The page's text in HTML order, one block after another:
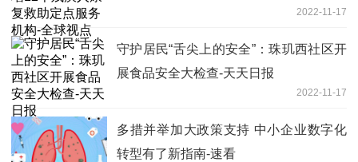
2022-11-17
守护居民“舌尖上的安全”：珠玑西社区开
展食品安全大检查-天天日报
2022-11-17
多措并举加大政策支持 中小企业数字化
转型有了新指南-速看